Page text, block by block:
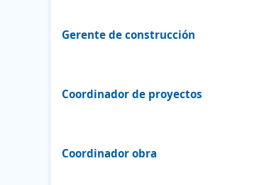
Gerente de construcción
Coordinador de proyectos
Coordinador obra